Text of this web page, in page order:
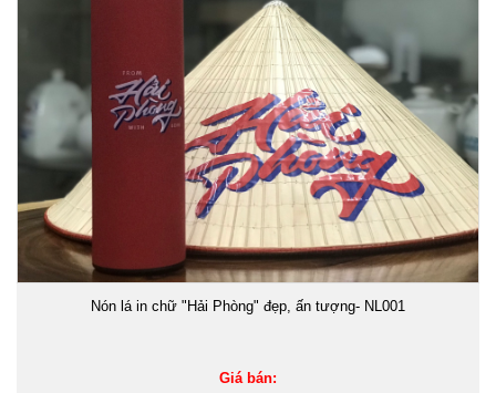
Nón lá in chữ "Hải Phòng" đẹp, ấn tượng- NL001
Giá bán: